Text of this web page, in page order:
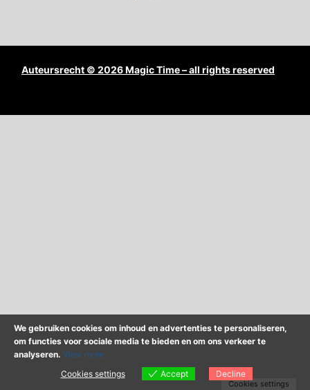
Auteursrecht © 2026 Magic Time – all rights reserved
We gebruiken cookies om inhoud en advertenties te personaliseren,
om functies voor sociale media te bieden en om ons verkeer te
analyseren. View more
Cookies settings
Accept Decline
Cookies settings